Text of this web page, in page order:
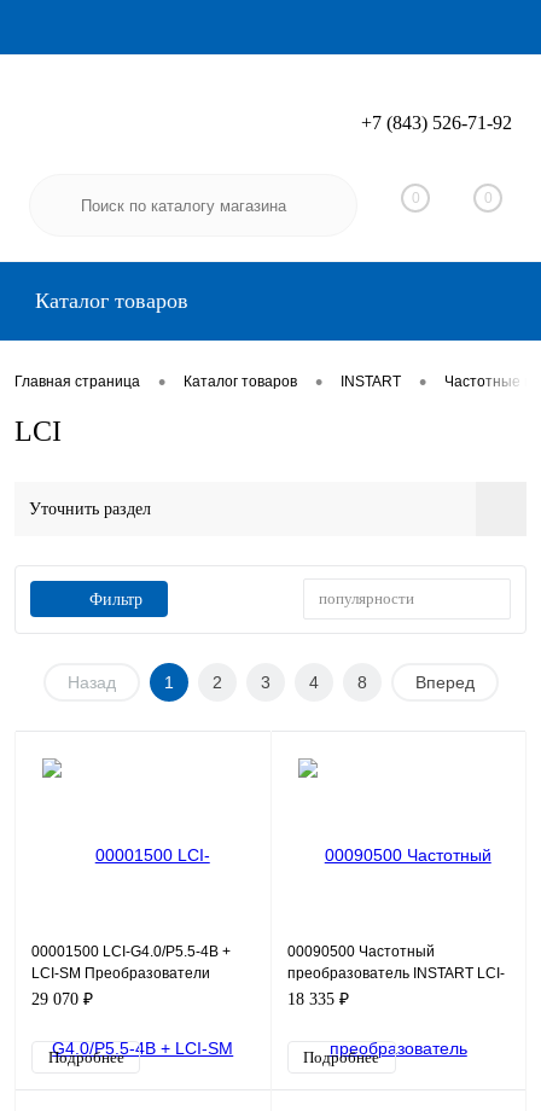
Вход Регистрация
+7 (843) 526-71-92
0 0
Каталог товаров
Главная страница • Каталог товаров • INSTART • Частотные
LCI
Уточнить раздел
Фильтр популярности
Назад 1 2 3 4 8 Вперед
00001500 LCI-G4.0/P5.5-4B +
LCI-SM Преобразователи
частоты серии LCI для
29 070 ₽
Подробнее
00090500 Частотный
преобразователь INSTART LCI-
G0.75-4B (S), 380В, 0,75кВт,
18 335 ₽
Подробнее